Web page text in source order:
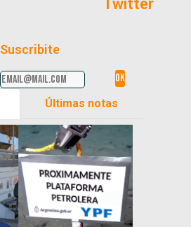
Twitter
Suscribite
Últimas notas